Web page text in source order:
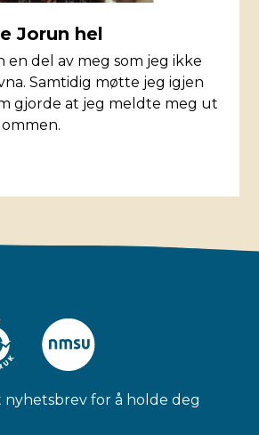
Jorun hel
en del av meg som jeg ikke
Samtidig møtte jeg igjen
gjorde at jeg meldte meg ut
nyhetsbrev for å holde deg